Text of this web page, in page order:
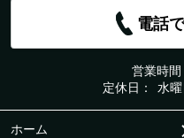
電話
営業時間
定休日：
水
ホーム